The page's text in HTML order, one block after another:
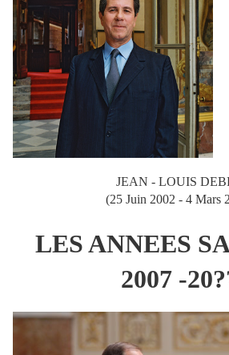
JEAN - LOUIS
(25 Juin 2002 - 4 Mars
LES ANNEES
2007 -